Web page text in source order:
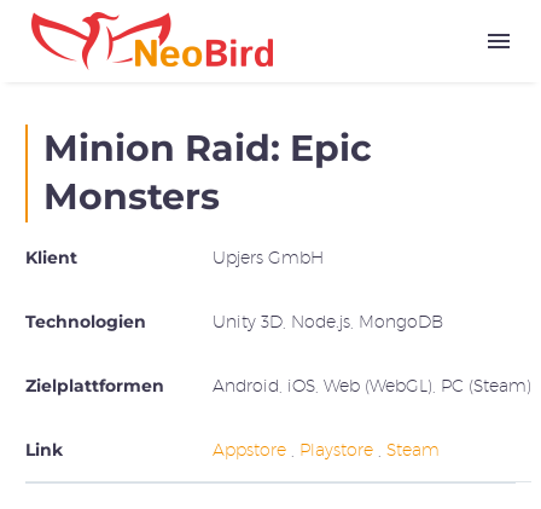
Minion Raid: Epic
Monsters
Klient Upjers GmbH
Technologien Unity 3D, Node.js, MongoDB
Zielplattformen Android, iOS, Web (WebGL), PC (Steam)
Link Appstore Playstore Steam